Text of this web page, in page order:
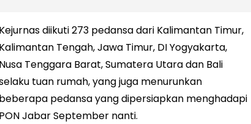
Kejurnas diikuti 273 pedansa dari Kalimantan Timur,
Kalimantan Tengah, Jawa Timur, DI Yogyakarta,
Nusa Tenggara Barat, Sumatera Utara dan Bali
tuan rumah, yang juga menurunkan
beberapa pedansa yang dipersiapkan menghadapi
PON Jabar September nanti.